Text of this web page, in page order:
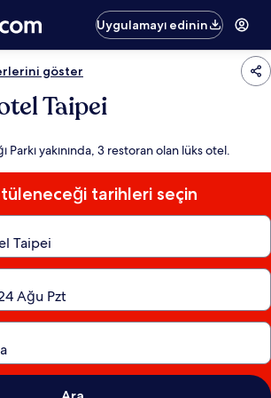
Uygulamayı edinin
göster
Taipei
Parkı yakınında, 3 restoran olan lüks otel.
tarihleri seçin